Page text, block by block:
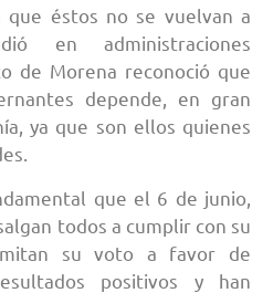
que éstos no se vuelvan a
en administraciones
de Morena reconoció que
depende, en gran
ya que son ellos quienes
que el 6 de junio,
todos a cumplir con su
su voto a favor de
positivos y han